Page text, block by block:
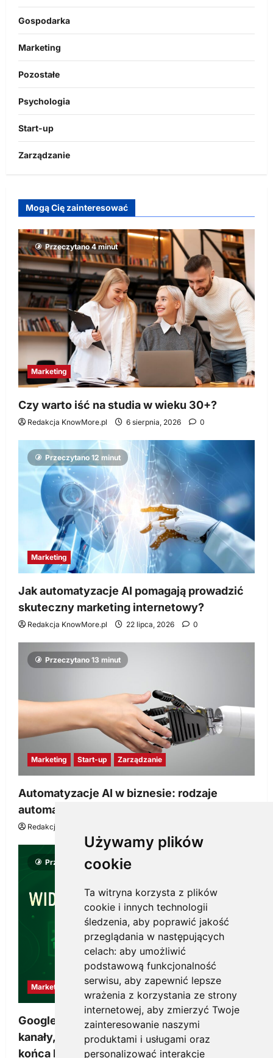
Używamy plików
cookie
Ta witryna korzysta z plików
cookie i innych technologii
śledzenia, aby poprawić jakość
przeglądania w następujących
celach: aby umożliwić
podstawową funkcjonalność
serwisu, aby zapewnić lepsze
wrażenia z korzystania ze strony
internetowej, aby zmierzyć Twoje
zainteresowanie naszymi
produktami i usługami oraz
personalizować interakcje
Gospodarka
Marketing
Pozostałe
Psychologia
Start-up
Zarządzanie
Mogą Cię zainteresować
Przeczytano 4 minut
Marketing
Czy warto iść na studia w wieku 30+?
Redakcja KnowMore.pl 6 sierpnia, 2026 0
Przeczytano 12 minut
Marketing
Jak automatyzacje AI pomagają prowadzić
skuteczny marketing internetowy?
Redakcja KnowMore.pl 22 lipca, 2026 0
Przeczytano 13 minut
Marketing Start-up Zarządzanie
Automatyzacje AI w biznesie: rodzaje
automatyzacji i korzyści dla Twojej firmy
Redakcja KnowMore.pl
Przeczytano 8 minut
Marketing
Google Ads, SEO i analityka – jak połączyć
kanały, żeby reklama pracowała dłużej niż do
końca budżetu